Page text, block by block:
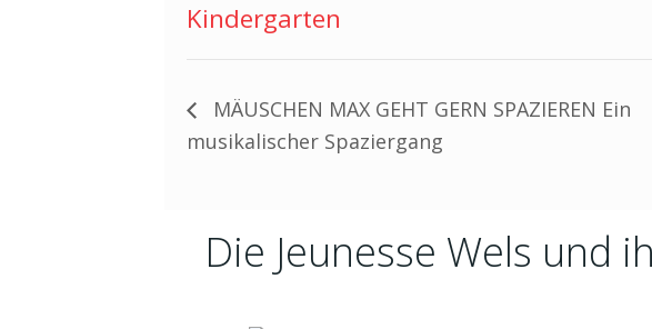
Kindergarten
MÄUSCHEN MAX GEHT GERN SPAZIEREN Ein
musikalischer Spaziergang
Die Jeunesse Wels und